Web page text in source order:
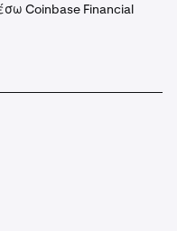
Coinbase Financial